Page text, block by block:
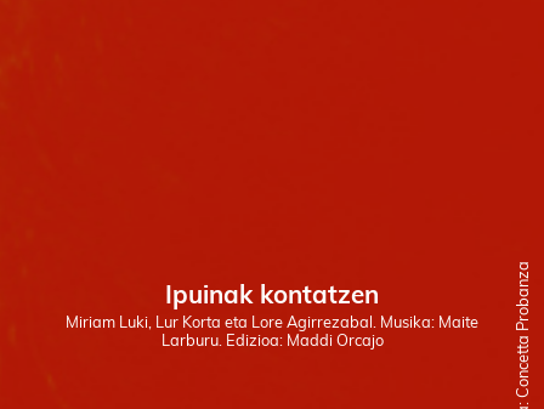
Ipuinak kontatzen
Miriam Luki, Lur Korta eta Lore Agirrezabal. Musika: Maite
Larburu. Edizioa: Maddi Orcajo